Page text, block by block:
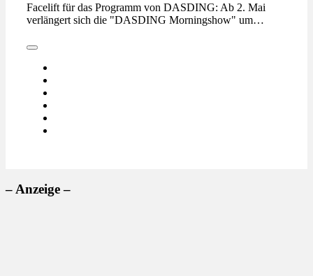
Facelift für das Programm von DASDING: Ab 2. Mai
verlängert sich die "DASDING Morningshow" um…
– Anzeige –